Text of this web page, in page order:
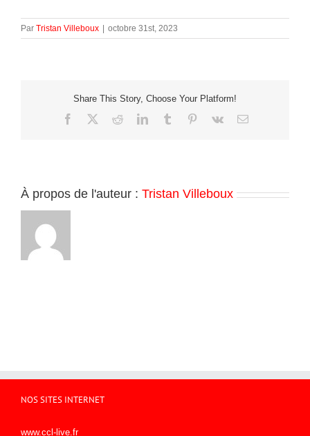
Par Tristan Villeboux octobre 31st, 2023
Share This Story, Choose Your Platform!
Facebook RedditLinkedInTumblr Pinterest
Vk Email
À propos de l'auteur : Tristan Villeboux
NOS SITES INTERNET
www.ccl-live.fr